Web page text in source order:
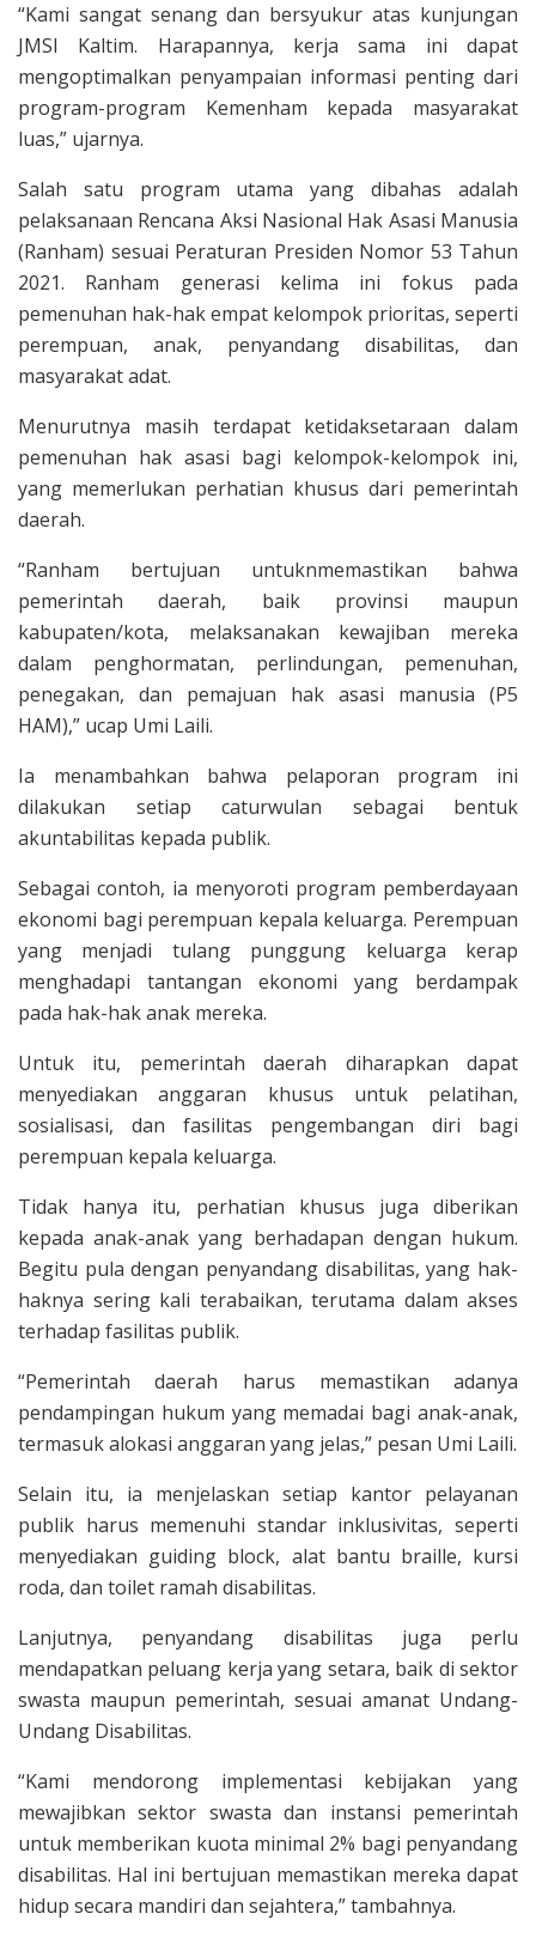
“Kami sangat senang dan bersyukur atas kunjungan
JMSI Kaltim. Harapannya, kerja sama ini dapat
mengoptimalkan penyampaian informasi penting dari
program-program Kemenham kepada masyarakat
luas,” ujarnya.
Salah satu program utama yang dibahas adalah
pelaksanaan Rencana Aksi Nasional Hak Asasi Manusia
(Ranham) sesuai Peraturan Presiden Nomor 53 Tahun
2021. Ranham generasi kelima ini fokus pada
pemenuhan hak-hak empat kelompok prioritas, seperti
perempuan, anak, penyandang disabilitas, dan
masyarakat adat.
Menurutnya masih terdapat ketidaksetaraan dalam
pemenuhan hak asasi bagi kelompok-kelompok ini,
yang memerlukan perhatian khusus dari pemerintah
daerah.
“Ranham bertujuan untuknmemastikan bahwa
pemerintah daerah, baik provinsi maupun
kabupaten/kota, melaksanakan kewajiban mereka
dalam penghormatan, perlindungan, pemenuhan,
penegakan, dan pemajuan hak asasi manusia (P5
HAM),” ucap Umi Laili.
Ia menambahkan bahwa pelaporan program ini
dilakukan setiap caturwulan sebagai bentuk
akuntabilitas kepada publik.
Sebagai contoh, ia menyoroti program pemberdayaan
ekonomi bagi perempuan kepala keluarga. Perempuan
yang menjadi tulang punggung keluarga kerap
menghadapi tantangan ekonomi yang berdampak
pada hak-hak anak mereka.
Untuk itu, pemerintah daerah diharapkan dapat
menyediakan anggaran khusus untuk pelatihan,
sosialisasi, dan fasilitas pengembangan diri bagi
perempuan kepala keluarga.
Tidak hanya itu, perhatian khusus juga diberikan
kepada anak-anak yang berhadapan dengan hukum.
Begitu pula dengan penyandang disabilitas, yang hak-
haknya sering kali terabaikan, terutama dalam akses
terhadap fasilitas publik.
“Pemerintah daerah harus memastikan adanya
pendampingan hukum yang memadai bagi anak-anak,
termasuk alokasi anggaran yang jelas,” pesan Umi Laili.
Selain itu, ia menjelaskan setiap kantor pelayanan
publik harus memenuhi standar inklusivitas, seperti
menyediakan guiding block, alat bantu braille, kursi
roda, dan toilet ramah disabilitas.
Lanjutnya, penyandang disabilitas juga perlu
mendapatkan peluang kerja yang setara, baik di sektor
swasta maupun pemerintah, sesuai amanat Undang-
Undang Disabilitas.
“Kami mendorong implementasi kebijakan yang
mewajibkan sektor swasta dan instansi pemerintah
untuk memberikan kuota minimal 2% bagi penyandang
disabilitas. Hal ini bertujuan memastikan mereka dapat
hidup secara mandiri dan sejahtera,” tambahnya.